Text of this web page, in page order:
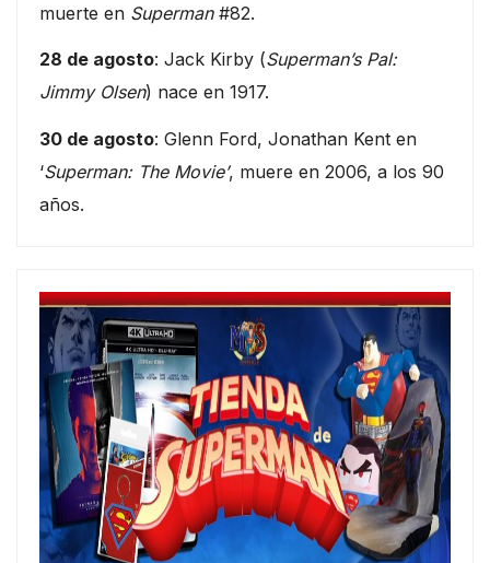
muerte en Superman#82.
28 de agosto: Jack Kirby (Superman’s Pal:
Jimmy Olsen) nace en 1917.
30 de agosto: Glenn Ford, Jonathan Kent en
‘Superman: The Movie’, muere en 2006, a los 90
años.